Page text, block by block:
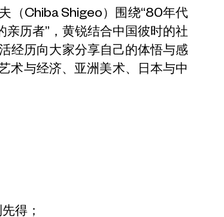
（Chiba Shigeo）围绕“80年代
亲历者”，黄锐结合中国彼时的社
经历向大家分享自己的体悟与感
术与经济、亚洲美术、日本与中
得；